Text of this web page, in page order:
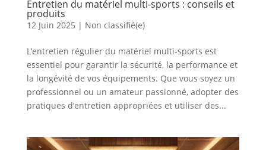
Entretien du matériel multi-sports : conseils et
produits
12 Juin 2025 | Non classifié(e)
L’entretien régulier du matériel multi-sports est
essentiel pour garantir la sécurité, la performance et
la longévité de vos équipements. Que vous soyez un
professionnel ou un amateur passionné, adopter des
pratiques d’entretien appropriées et utiliser des...